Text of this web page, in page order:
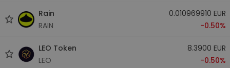
Rain
RAIN
0.010969910 EUR
-0.50%
LEO Token
LEO
8.3900 EUR
-0.50%